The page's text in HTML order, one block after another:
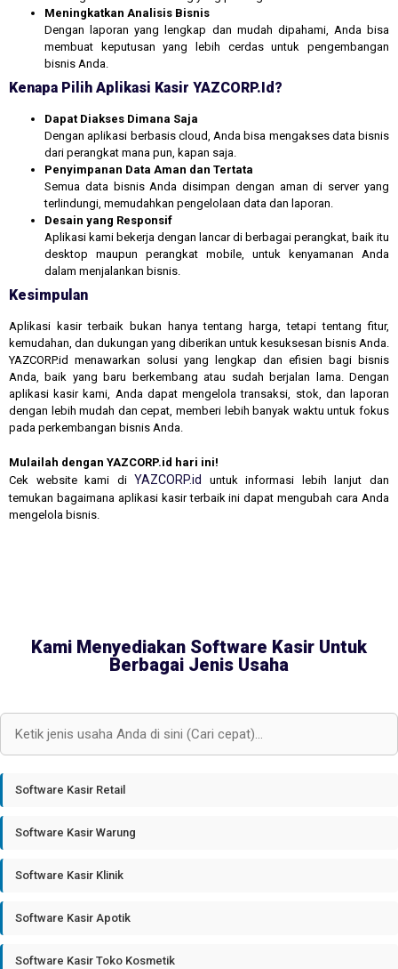
Meningkatkan Analisis Bisnis
Dengan laporan yang lengkap dan mudah dipahami, Anda bisa
membuat keputusan yang lebih cerdas untuk pengembangan
bisnis Anda.
Kenapa Pilih Aplikasi Kasir YAZCORP.id?
Dapat Diakses Dimana Saja
Dengan aplikasi berbasis cloud, Anda bisa mengakses data bisnis
dari perangkat mana pun, kapan saja.
Penyimpanan Data Aman dan Tertata
Semua data bisnis Anda disimpan dengan aman di server yang
terlindungi, memudahkan pengelolaan data dan laporan.
Desain yang Responsif
Aplikasi kami bekerja dengan lancar di berbagai perangkat, baik itu
desktop maupun perangkat mobile, untuk kenyamanan Anda
dalam menjalankan bisnis.
Kesimpulan
Aplikasi kasir terbaik bukan hanya tentang harga, tetapi tentang fitur,
kemudahan, dan dukungan yang diberikan untuk kesuksesan bisnis Anda.
YAZCORP.id menawarkan solusi yang lengkap dan efisien bagi bisnis
Anda, baik yang baru berkembang atau sudah berjalan lama. Dengan
aplikasi kasir kami, Anda dapat mengelola transaksi, stok, dan laporan
dengan lebih mudah dan cepat, memberi lebih banyak waktu untuk fokus
pada perkembangan bisnis Anda.
Mulailah dengan YAZCORP.id hari ini!
Cek website kami di YAZCORP.id
untuk informasi lebih lanjut dan
temukan bagaimana aplikasi kasir terbaik ini dapat mengubah cara Anda
mengelola bisnis.
Kami Menyediakan Software Kasir Untuk
Berbagai Jenis Usaha
Software Kasir Retail
Software Kasir Warung
Software Kasir Klinik
Software Kasir Apotik
Software Kasir Toko Kosmetik